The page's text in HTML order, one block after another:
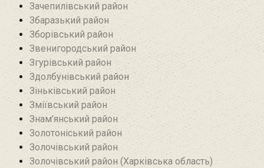
Зачепилівський район
Збаразький район‎
Зборівський район
Звенигородський район
Згурівський район
Здолбунівський район‎
Зіньківський район‎
Зміївський район
Знам’янський район
Золотоніський район
Золочівський район
Золочівський район (Харківська область)